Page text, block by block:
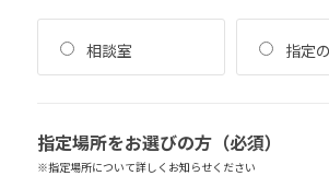
相談室 指定
指定場所をお選びの方 （必須）
※指定場所について詳しくお知らせください